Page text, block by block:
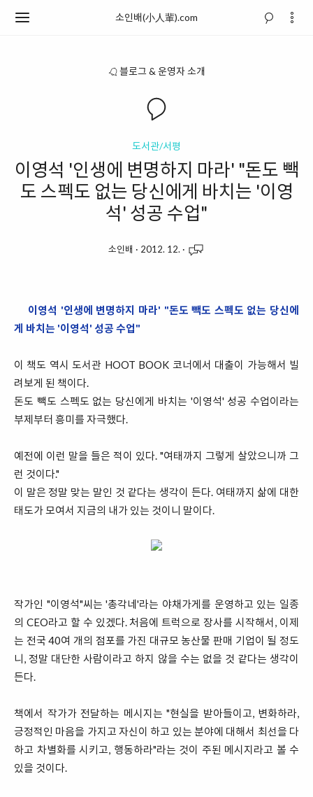
소인배(小人輩).com
블로그 & 운영자 소개
도서관/서평
이영석 '인생에 변명하지 마라' "돈도 빽
도 스펙도 없는 당신에게 바치는 '이영
석' 성공 수업"
소인배 · 2012. 12. ·
이영석 '인생에 변명하지 마라' "돈도 빽도 스펙도 없는 당신에
게 바치는 '이영석' 성공 수업"
이 책도 역시 도서관 HOOT BOOK 코너에서 대출이 가능해서 빌
려보게 된 책이다.
돈도 빽도 스펙도 없는 당신에게 바치는 '이영석' 성공 수업이라는
부제부터 흥미를 자극했다.
예전에 이런 말을 들은 적이 있다. "여태까지 그렇게 살았으니까 그
런 것이다."
이 말은 정말 맞는 말인 것 같다는 생각이 든다. 여태까지 삶에 대한
태도가 모여서 지금의 내가 있는 것이니 말이다.
작가인 "이영석"씨는 '총각네'라는 야채가게를 운영하고 있는 일종
의 CEO라고 할 수 있겠다. 처음에 트럭으로 장사를 시작해서, 이제
는 전국 40여 개의 점포를 가진 대규모 농산물 판매 기업이 될 정도
니, 정말 대단한 사람이라고 하지 않을 수는 없을 것 같다는 생각이
든다.
책에서 작가가 전달하는 메시지는 "현실을 받아들이고, 변화하라,
긍정적인 마음을 가지고 자신이 하고 있는 분야에 대해서 최선을 다
하고 차별화를 시키고, 행동하라"라는 것이 주된 메시지라고 볼 수
있을 것이다.